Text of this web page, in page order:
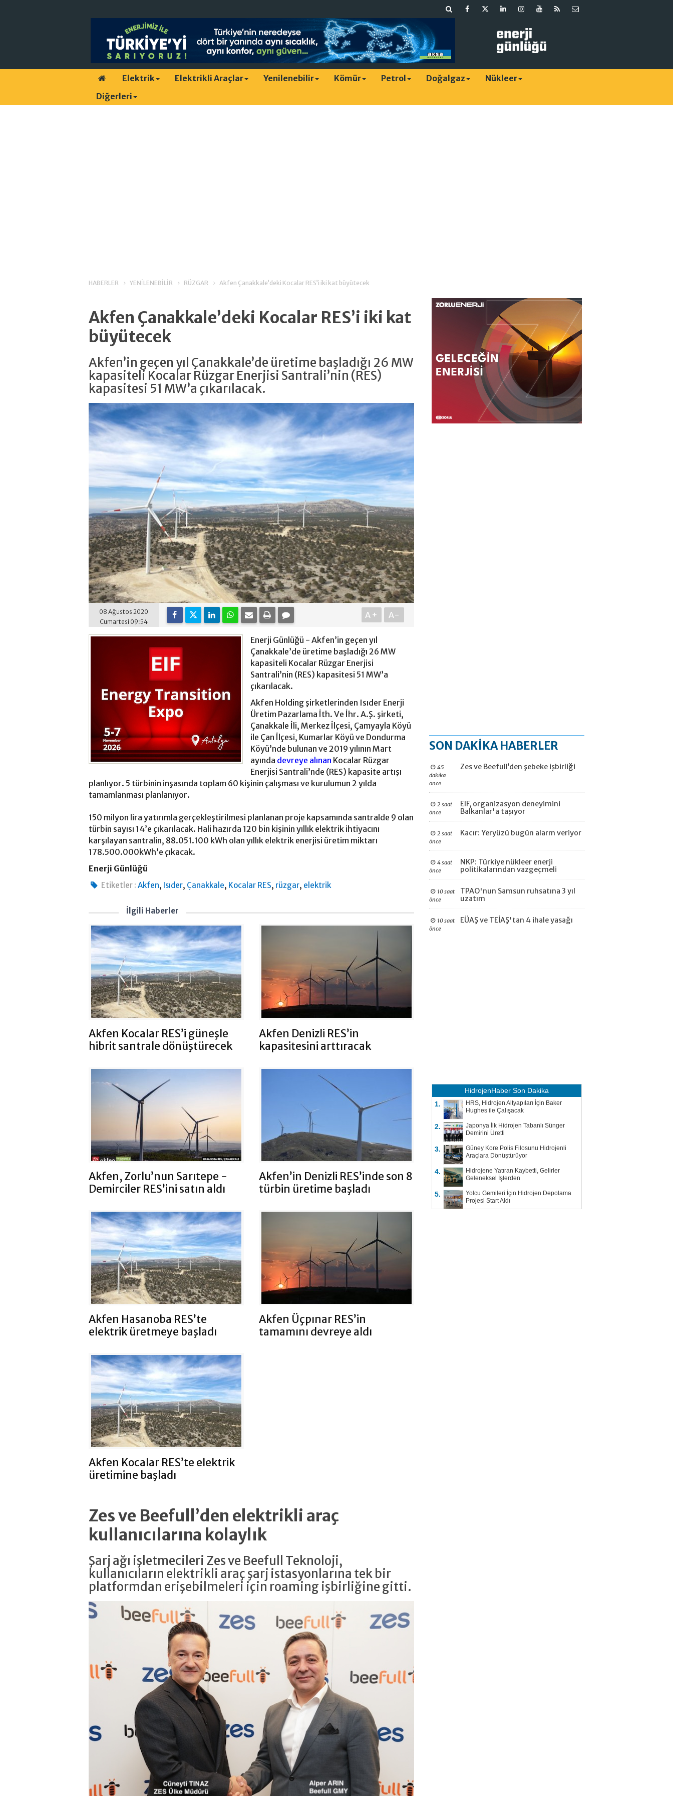
Elektrik Elektrikli Araçlar Yenilenebilir Kömür Petrol Doğalgaz
Nükleer
Diğerleri
HABERLER YENİLENEBİLİR RÜZGAR Akfen Çanakkale’deki Kocalar RES’i iki kat büyütecek
Akfen Çanakkale’deki Kocalar RES’i iki kat
büyütecek
Akfen’in geçen yıl Çanakkale’de üretime başladığı 26 MW
kapasiteli Kocalar Rüzgar Enerjisi Santrali’nin (RES)
kapasitesi 51 MW’a çıkarılacak.
08 Ağustos 2020
Cumartesi 09:54
A+ A-
Enerji Günlüğü - Akfen’in geçen yıl
Çanakkale’de üretime başladığı 26 MW
kapasiteli Kocalar Rüzgar Enerjisi
Santrali’nin (RES) kapasitesi 51 MW’a
çıkarılacak.
Akfen Holding şirketlerinden Isıder Enerji
Üretim Pazarlama İth. Ve İhr. A.Ş. şirketi,
Çanakkale İli, Merkez İlçesi, Çamyayla Köyü
ile Çan İlçesi, Kumarlar Köyü ve Dondurma
Köyü’nde bulunan ve 2019 yılının Mart
ayında devreye alınan Kocalar Rüzgar
Enerjisi Santrali’nde (RES) kapasite artışı
planlıyor. 5 türbinin inşasında toplam 60 kişinin çalışması ve kurulumun 2 yılda
tamamlanması planlanıyor.
150 milyon lira yatırımla gerçekleştirilmesi planlanan proje kapsamında santralde 9 olan
türbin sayısı 14’e çıkarılacak. Hali hazırda 120 bin kişinin yıllık elektrik ihtiyacını
karşılayan santralin, 88.051.100 kWh olan yıllık elektrik enerjisi üretim miktarı
178.500.000kWh’e çıkacak.
Enerji Günlüğü
Etiketler : Akfen, Isıder, Çanakkale, Kocalar RES, rüzgar, elektrik
İlgili Haberler
Akfen Kocalar RES’i güneşle
hibrit santrale dönüştürecek
Akfen Denizli RES’in
kapasitesini arttıracak
Akfen, Zorlu’nun Sarıtepe -
Demirciler RES’ini satın aldı
Akfen’in Denizli RES’inde son 8
türbin üretime başladı
Akfen Hasanoba RES’te
elektrik üretmeye başladı
Akfen Üçpınar RES’in
tamamını devreye aldı
Akfen Kocalar RES’te elektrik
üretimine başladı
Zes ve Beefull’den elektrikli araç
kullanıcılarına kolaylık
Şarj ağı işletmecileri Zes ve Beefull Teknoloji,
kullanıcıların elektrikli araç şarj istasyonlarına tek bir
platformdan erişebilmeleri için roaming işbirliğine gitti.
SON DAKİKA HABERLER
45
dakika
önce
Zes ve Beefull’den şebeke işbirliği
2 saat
önce
EIF, organizasyon deneyimini
Balkanlar'a taşıyor
2 saat
önce
Kacır: Yeryüzü bugün alarm veriyor
4 saat
önce
NKP: Türkiye nükleer enerji
politikalarından vazgeçmeli
10 saat
önce
TPAO'nun Samsun ruhsatına 3 yıl
uzatım
10 saat
önce
EÜAŞ ve TEİAŞ'tan 4 ihale yasağı
HidrojenHaber Son Dakika
1.
HRS, Hidrojen Altyapıları İçin Baker
Hughes ile Çalışacak
2.
Japonya İlk Hidrojen Tabanlı Sünger
Demirini Üretti
3.
Güney Kore Polis Filosunu Hidrojenli
Araçlara Dönüştürüyor
4.
Hidrojene Yatıran Kaybetti, Gelirler
Geleneksel İşlerden
5.
Yolcu Gemileri İçin Hidrojen Depolama
Projesi Start Aldı